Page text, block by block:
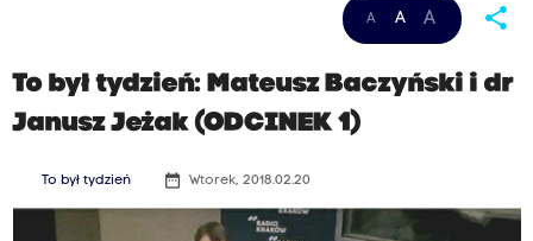
A A A share
To był tydzień: Mateusz Baczyński i dr
Janusz Jeżak (ODCINEK 1)
To był tydzień date_range Wtorek, 2018.02.20